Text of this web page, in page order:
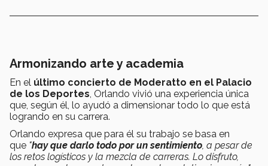
Armonizando arte y academia
En el último concierto de Moderatto en el Palacio
de los Deportes, Orlando vivió una experiencia única
que, según él, lo ayudó a dimensionar todo lo que está
logrando en su carrera.
Orlando expresa que para él su trabajo se basa en
que "hay que darlo todo por un sentimiento, a pesar de
los retos logísticos y la mezcla de carreras. Lo disfruto,